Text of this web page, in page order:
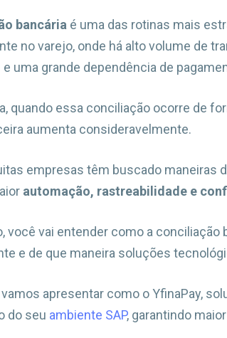
bancária é uma das rotinas mais
no varejo, onde há alto volume de
uma grande dependência de
quando essa conciliação ocorre de
aumenta consideravelmente.
empresas têm buscado maneiras
automação, rastreabilidade e
você vai entender como a conciliação
e de que maneira soluções
apresentar como o YfinaPay,
do seu ambiente SAP, garantindo